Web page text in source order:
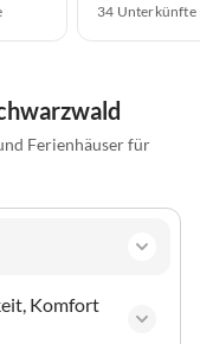
34 Unterkünfte
Ferienhäuser für
Komfort